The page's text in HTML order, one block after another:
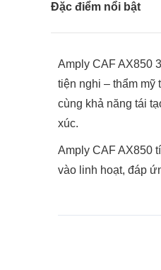
Đặc điểm nổi bật
Amply CAF AX850
tiện nghi – thẩm mỹ
cùng khả năng tái
xúc.
Amply CAF AX850
vào linh hoạt, đáp